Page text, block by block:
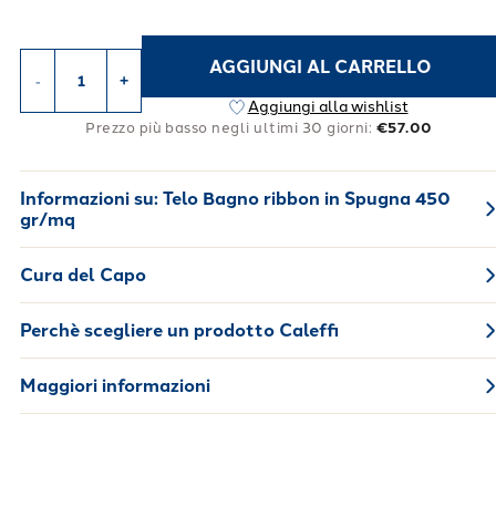
- +
AGGIUNGI AL CARRELLO
Aggiungi alla wishlist
Prezzo più basso negli ultimi 30 giorni: €57.00
Informazioni su: Telo Bagno ribbon in Spugna 450
gr/mq
Cura del Capo
Perchè scegliere un prodotto Caleffi
Maggiori informazioni